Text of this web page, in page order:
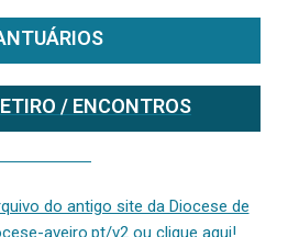
/ ENCONTROS
do antigo site da Diocese de
aveiro.pt/v2 ou clique aqui!